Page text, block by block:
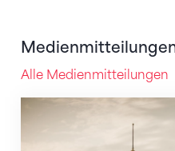
Alle Medienmitteilungen
Revision